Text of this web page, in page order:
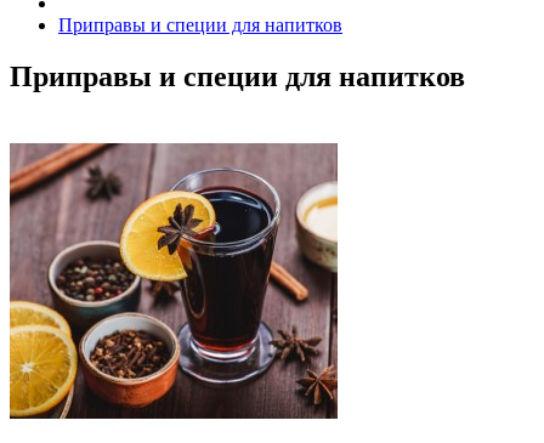
Приправы и специи для напитков
Приправы и специи для напитков